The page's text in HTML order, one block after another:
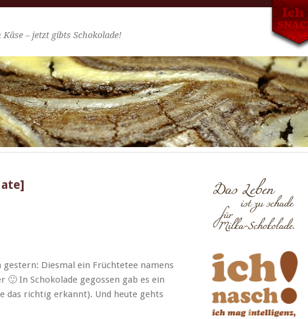
– jetzt gibts Schokolade!
Dies­mal ein Früchte­tee namens
🙂 In Schoko­lade gegossen gab es ein
das richtig erkan­nt). Und heute gehts